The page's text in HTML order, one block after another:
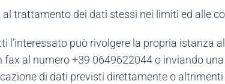
trattamento dei dati stessi nei limiti ed alle
l’interessato può rivolgere la propria istanza
fax al numero +39 0649622044 o inviando
di dati previsti direttamente o